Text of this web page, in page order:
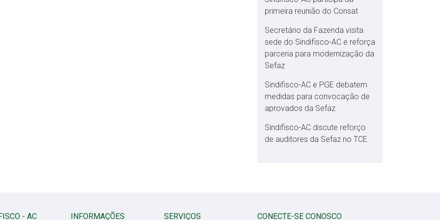
primeira reunião do Consat
Secretário da Fazenda visita
sede do Sindifisco-AC e reforça
parceria para modernização da
Sefaz
Sindifisco-AC e PGE debatem
medidas para convocação de
aprovados da Sefaz
Sindifisco-AC discute reforço
de auditores da Sefaz no TCE
- AC INFORMAÇÕES SERVIÇOS CONECTE-SE CONOSCO